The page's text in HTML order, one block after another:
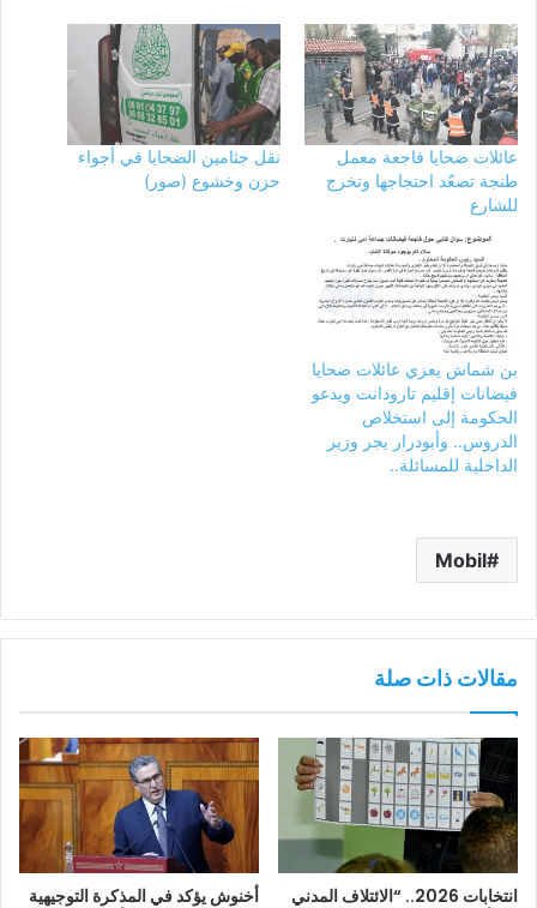
عائلات ضحايا فاجعة معمل
طنجة تصعّد احتجاجها وتخرج
للشارع
نقل جثامين الضحايا في أجواء
حزن وخشوع (صور)
بن شماش يعزي عائلات ضحايا
فيضانات إقليم تارودانت ويدعو
الحكومة إلى استخلاص
الدروس.. وأبودرار يجر وزير
الداخلية للمسائلة..
Mobil
مقالات ذات صلة
انتخابات 2026.. “الائتلاف المدني
أخنوش يؤكد في المذكرة التوجيهية